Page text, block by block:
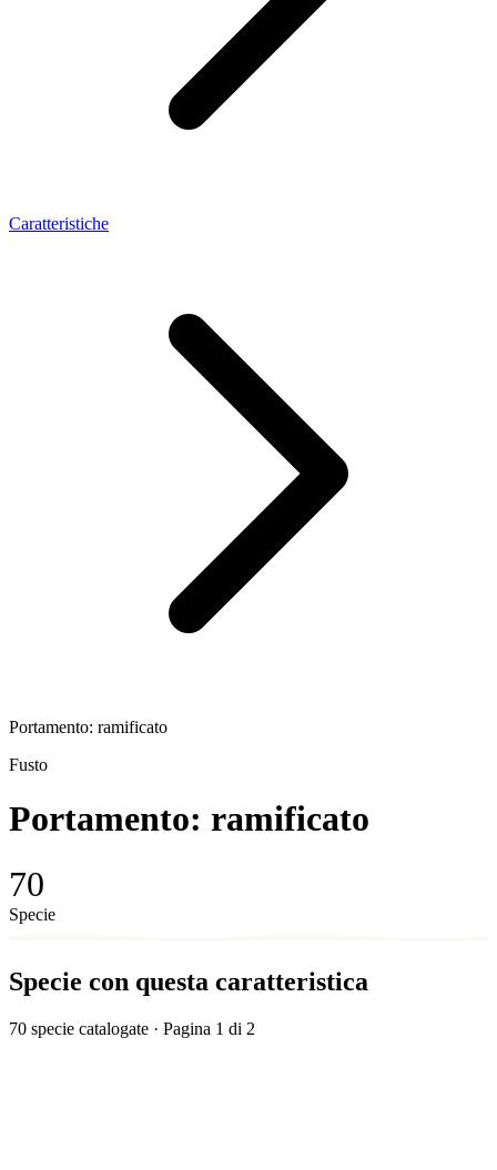
Caratteristiche
Portamento: ramificato
Fusto
Portamento: ramificato
70
Specie
Specie con questa caratteristica
70 specie catalogate · Pagina 1 di 2